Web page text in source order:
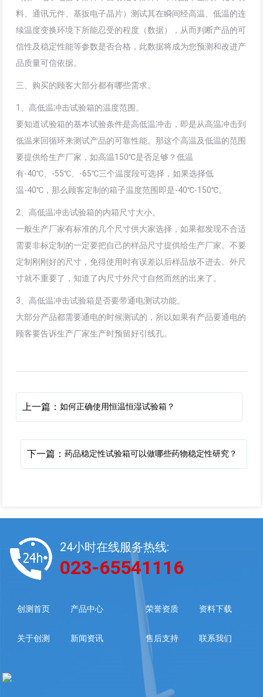
料、通讯元件、基扳电子晶片）测试其在瞬间经高温、低温的连
续温度变换环境下所能忍受的程度（数据），从而判断产品的可
信性及稳定性能等参数是否合格，此数据将成为您预测和改进产
品质量可信依据。
三、购买的顾客大部分都有哪些需求。
1、高低温冲击试验箱的温度范围。
要知道试验箱的基本试验条件是高低温冲击，即是从高温冲击到
低温来回循环来测试产品的可靠性能。那这个高温及低温的范围
要提供给生产厂家，如高温150℃是否足够？低温
有-40℃、-55℃、-65℃三个温度段可选择，如果选择低
温-40℃，那么顾客定制的箱子温度范围即是-40℃-150℃。
2、高低温冲击试验箱的内箱尺寸大小。
一般生产厂家有标准的几个尺寸供大家选择，如果都发现不合适
需要非标定制的一定要把自己的样品尺寸提供给生产厂家。不要
定制刚刚好的尺寸，免得使用时有误差以后样品放不进去。外尺
寸就不重要了，知道了内尺寸外尺寸自然而然的出来了。
3、高低温冲击试验箱是否要带通电测试功能。
大部分产品都需要通电的时候测试的，所以如果有产品要通电的
顾客要告诉生产厂家生产时预留好引线孔。
上一篇： 如何正确使用恒温恒湿试验箱？
下一篇： 药品稳定性试验箱可以做哪些药物稳定性研究？
24小时在线服务热线:
023-65541116
创测首页 产品中心
关于创测 新闻资讯
荣誉资质 资料下载
售后支持 联系我们